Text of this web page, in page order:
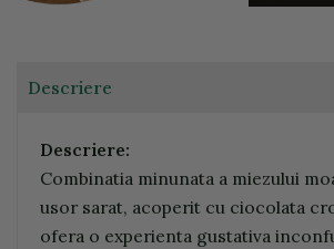
Descriere
Descriere:
Combinatia minunata a miezului
usor sarat, acoperit cu ciocolata
ofera o experienta gustativa